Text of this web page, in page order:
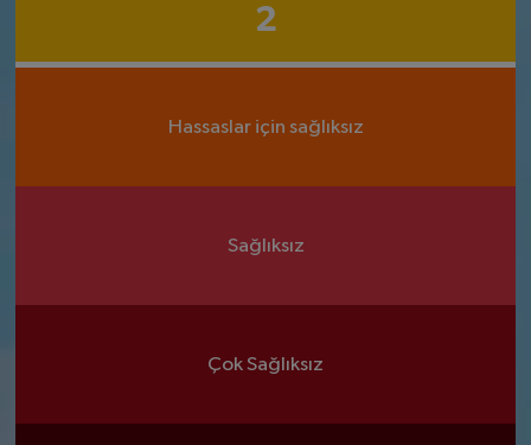
2
Hassaslar için sağlıksız
Sağlıksız
Çok Sağlıksız